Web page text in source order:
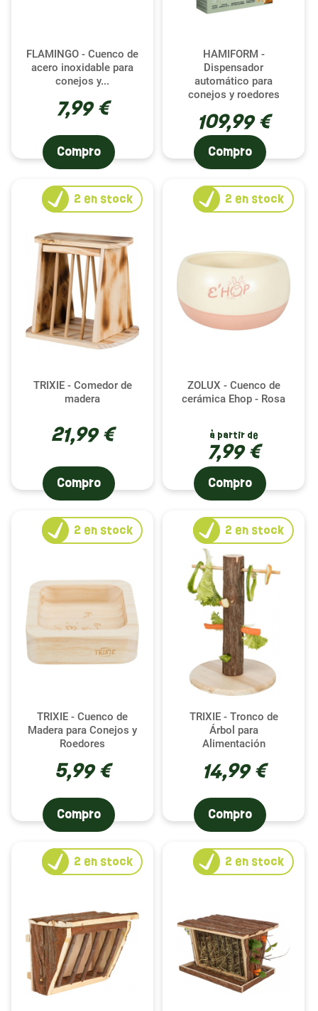
FLAMINGO - Cuenco de
acero inoxidable para
conejos y...
7,99 €
Compro
HAMIFORM -
Dispensador
automático para
conejos y roedores
109,99 €
Compro
TRIXIE - Comedor de
madera
21,99 €
2 en stock
Compro
ZOLUX - Cuenco de
cerámica Ehop - Rosa
à partir de
7,99 €
2 en stock
Compro
TRIXIE - Cuenco de
Madera para Conejos y
Roedores
5,99 €
2 en stock
Compro
TRIXIE - Tronco de
Árbol para
Alimentación
14,99 €
2 en stock
Compro
2 en stock 2 en stock